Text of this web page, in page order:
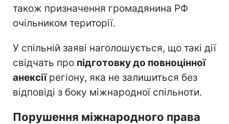
також призначення громадянина РФ
очільником території.
У спільній заяві наголошується, що такі дії
свідчать про підготовку до повноцінної
анексіїрегіону, яка не залишиться без
відповіді з боку міжнародної спільноти.
Порушення міжнародного права